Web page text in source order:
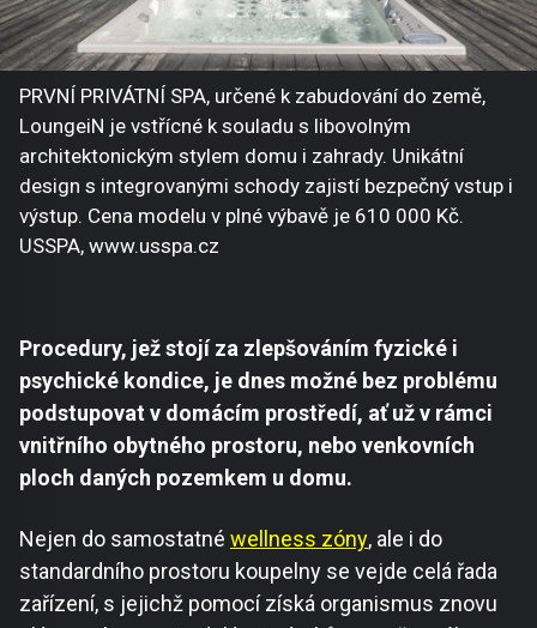
PRVNÍ PRIVÁTNÍ SPA, určené k zabudování do země,
LoungeiN je vstřícné k souladu s libovolným
architektonickým stylem domu i zahrady. Unikátní
design s integrovanými schody zajistí bezpečný vstup i
výstup. Cena modelu v plné výbavě je 610 000 Kč.
USSPA, www.usspa.cz
Procedury, jež stojí za zlepšováním fyzické i
psychické kondice, je dnes možné bez problému
podstupovat v domácím prostředí, ať už v rámci
vnitřního obytného prostoru, nebo venkovních
ploch daných pozemkem u domu.
Nejen do samostatné wellness zóny, ale i do
standardního prostoru koupelny se vejde celá řada
zařízení, s jejichž pomocí získá organismus znovu